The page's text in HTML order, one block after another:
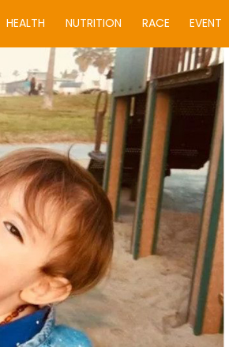
HEALTH NUTRITION RACE EVENT